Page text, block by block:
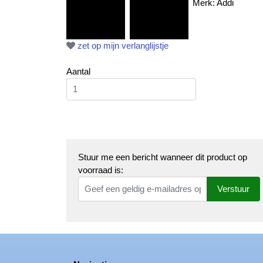
Merk: Addi
zet op mijn verlanglijstje
Aantal
Stuur me een bericht wanneer dit product op
voorraad is:
Verstuur